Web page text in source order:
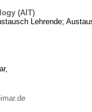
(AIT)
Lehrende;